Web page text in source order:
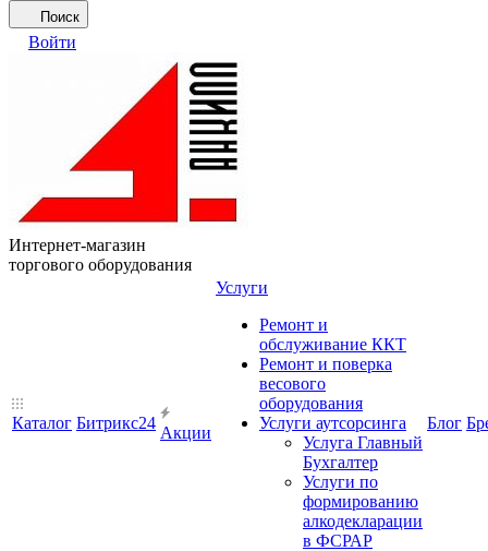
Поиск
Войти
Интернет-магазин
торгового оборудования
Каталог Битрикс24
Акции
Услуги
Ремонт и
обслуживание ККТ
Ремонт и поверка
весового
оборудования
Услуги аутсорсинга
Услуга Главный
Бухгалтер
Услуги по
формированию
алкодекларации
в ФСРАР
Блог